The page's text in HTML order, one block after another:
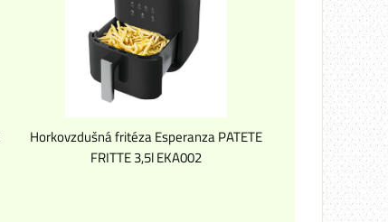
Horkovzdušná fritéza Esperanza PATETE
FRITTE 3,5l EKA002